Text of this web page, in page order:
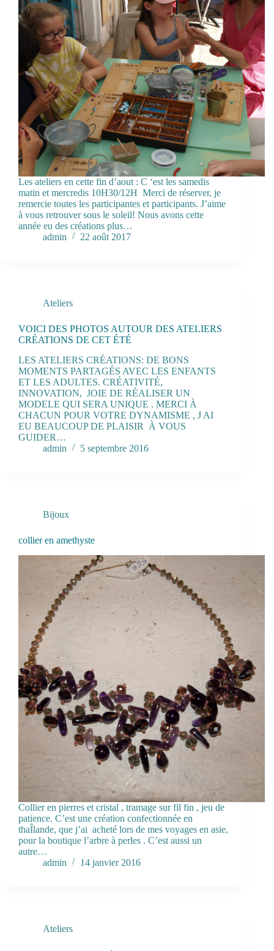
Les ateliers en cette fin d’aout : C ‘est les samedis
matin et mercredis 10H30/12H Merci de réserver, je
remercie toutes les participantes et participants. J’aime
à vous retrouver sous le soleil! Nous avons cette
année eu des créations plus…
admin
22 août 2017
Ateliers
VOICI DES PHOTOS AUTOUR DES ATELIERS
CRÉATIONS DE CET ÉTÉ
LES ATELIERS CRÉATIONS: DE BONS
MOMENTS PARTAGÉS AVEC LES ENFANTS
ET LES ADULTES. CRÉATIVITÉ,
INNOVATION, JOIE DE RÉALISER UN
MODELE QUI SERA UNIQUE . MERCI À
CHACUN POUR VOTRE DYNAMISME , J AI
EU BEAUCOUP DE PLAISIR À VOUS
GUIDER…
admin
5 septembre 2016
Bijoux
collier en amethyste
Collier en pierres et cristal , tramage sur fil fin , jeu de
patience. C’est une création confectionnée en
thaÎlande, que j’ai acheté lors de mes voyages en asie,
pour la boutique l’arbre à perles . C’est aussi un
autre…
admin
14 janvier 2016
Ateliers